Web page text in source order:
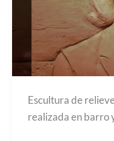
Escultura de
realizada en barro